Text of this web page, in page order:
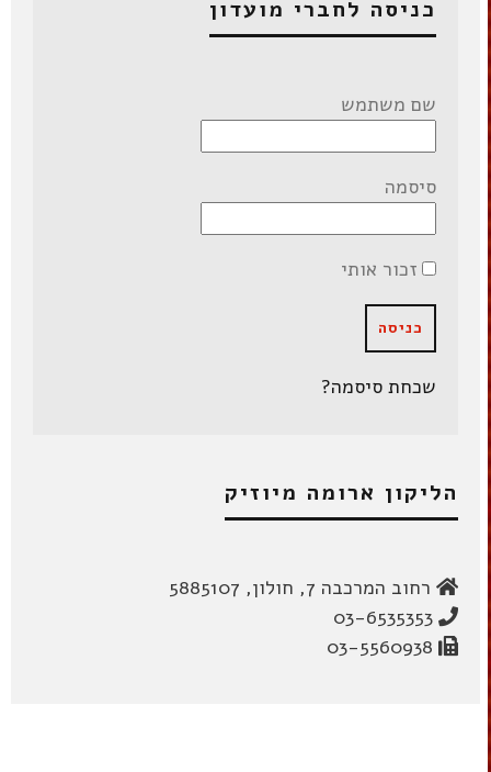
כניסה לחברי מועדון
שם משתמש
סיסמה
זכור אותי
שכחת סיסמה?
הליקון ארומה מיוזיק
רחוב המרכבה 7, חולון, 5885107
03-6535353
03-5560938